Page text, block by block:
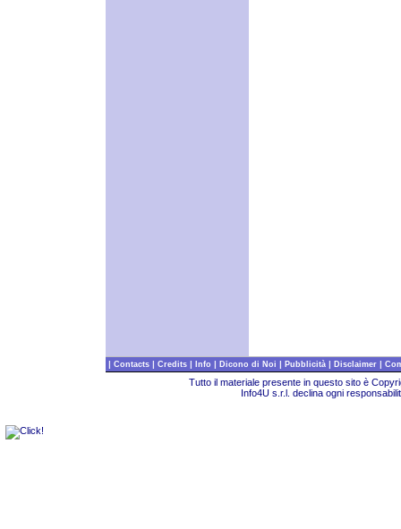
| Contacts | Credits | Info | Dicono di Noi | Pubblicità | Disclaimer |
Tutto il materiale presente in questo sito è
Info4U s.r.l. declina ogni